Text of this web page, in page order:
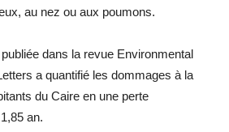
au nez ou aux poumons.
dans la revue Environmental
a quantifié les dommages à la
du Caire en une perte
an.